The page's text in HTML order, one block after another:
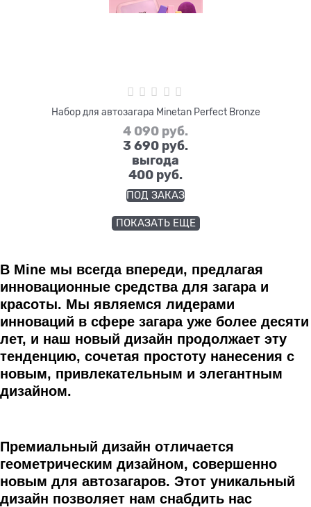
Набор для автозагара Minetan Perfect Bronze
4 090 руб.
3 690 руб.
выгода
400 руб.
ПОД ЗАКАЗ
ПОКАЗАТЬ ЕЩЕ
В Mine мы всегда впереди, предлагая
инновационные средства для загара и
красоты. Мы являемся лидерами
инноваций в сфере загара уже более десяти
лет, и наш новый дизайн продолжает эту
тенденцию, сочетая простоту нанесения с
новым, привлекательным и элегантным
дизайном.
Премиальный дизайн отличается
геометрическим дизайном, совершенно
новым для автозагаров. Этот уникальный
дизайн позволяет нам снабдить нас